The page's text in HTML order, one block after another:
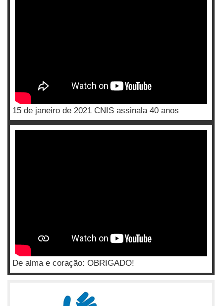
15 de janeiro de 2021 CNIS assinala 40 anos
De alma e coração: OBRIGADO!